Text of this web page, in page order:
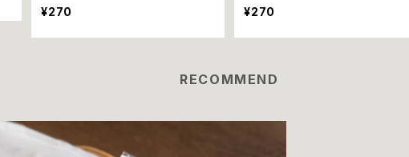
¥270
¥270
RECOMMEND